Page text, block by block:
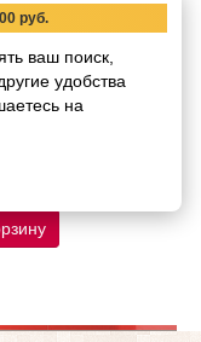
руб.
ваш поиск,
удобства
на